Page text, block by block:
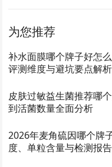
为您推荐
补水面膜哪个牌子好怎
评测维度与避坑要点解析
皮肤过敏益生菌推荐哪
到活菌数量全面分析
2026年麦角硫因哪个牌
度、单粒含量与检测报